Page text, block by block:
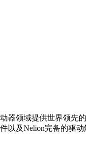
器领域提供世界领
以及Nelion完备的驱